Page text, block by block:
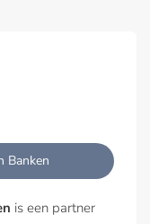
Banken
is een partner